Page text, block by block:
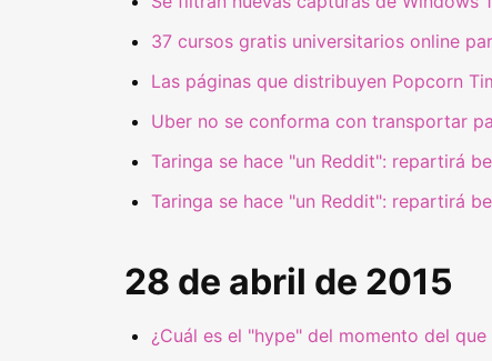
37 cursos gratis universitarios online
Las páginas que distribuyen Popcorn
Uber no se conforma con transportar
Taringa se hace "un Reddit": repartirá
Taringa se hace "un Reddit": repartirá
28 de abril de 2015
¿Cuál es el "hype" del momento del